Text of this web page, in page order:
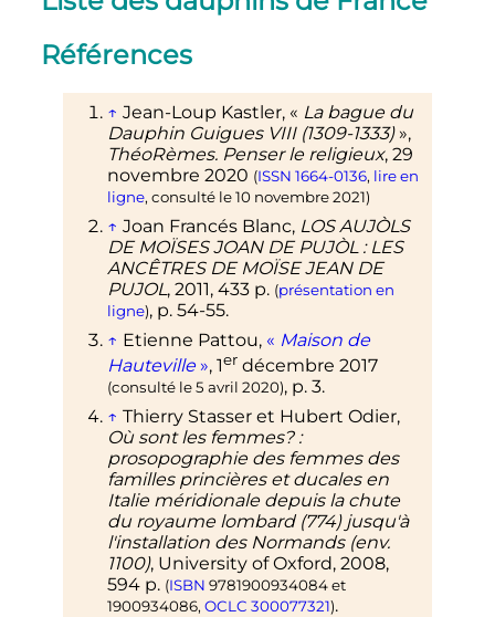
Références
↑ Jean-Loup Kastler, « La bague du
Dauphin Guigues VIII (1309-1333) »,
ThéoRèmes. Penser le religieux, 29
novembre 2020 (ISSN 1664-0136, lire en
ligne, consulté le10 novembre 2021)
↑ Joan Francés Blanc, LOS AUJÒLS
DE MOÏSES JOAN DE PUJÒL : LES
ANCÊTRES DE MOÏSE JEAN DE
PUJOL , 2011, 433 p. (présentation en
ligne), p. 54-55.
↑ Etienne Pattou, « Maison de
Hauteville », 1erdécembre 2017
(consulté le5 avril 2020), p. 3.
↑ Thierry Stasser et Hubert Odier,
Où sont les femmes? :
prosopographie des femmes des
familles princières et ducales en
Italie méridionale depuis la chute
du royaume lombard (774) jusqu'à
l'installation des Normands (env.
1100), University of Oxford, 2008,
594 p. (ISBN 9781900934084et
1900934086, OCLC 300077321).